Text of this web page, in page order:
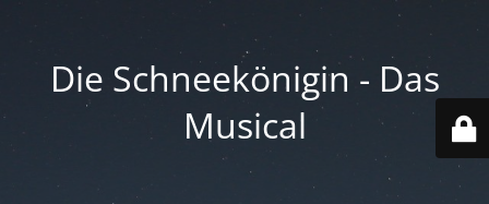
Die Schneekönigin - Das
Musical